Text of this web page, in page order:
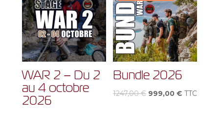
WAR 2 – Du 2
au 4 octobre
2026
Bundle 2026
1247,00€ Le
999,00€ Le
TTC